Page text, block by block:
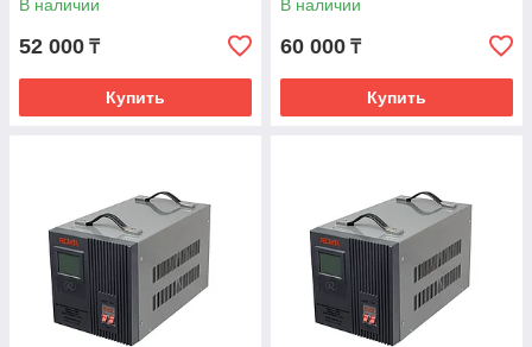
В наличии
52 000 ₸
Купить
В наличии
60 000 ₸
Купить